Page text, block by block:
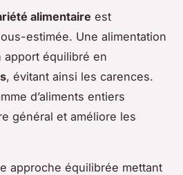
alimentaire est
estimée. Une alimentation
équilibré en
, évitant ainsi les carences.
d’aliments entiers
général et améliore les
approche équilibrée mettant